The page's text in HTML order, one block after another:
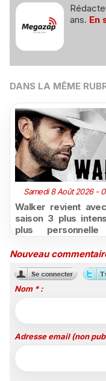
ans. En
DANS LA MÊME
Samedi 8 Août 2026 -
Walker revient
saison 3 plus
plus
Nouveau
Nom * :
Adresse email (non